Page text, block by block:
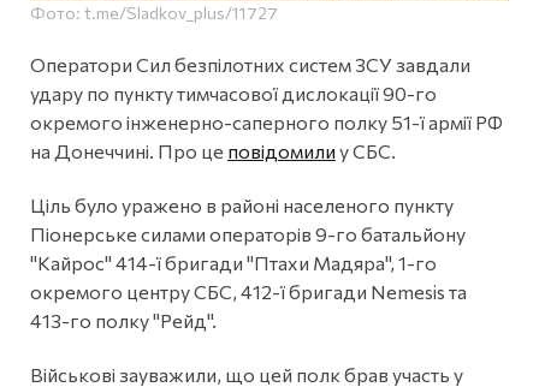
Фото: t.me/Sladkov_plus/11727
Оператори Сил безпілотних систем ЗСУ завдали
удару по пункту тимчасової дислокації 90-го
окремого інженерно-саперного полку 51-ї армії РФ
на Донеччині. Про це повідомили у СБС.
Ціль було уражено в районі населеного пункту
Піонерське силами операторів 9-го батальйону
"Кайрос" 414-ї бригади "Птахи Мадяра", 1-го
окремого центру СБС, 412-ї бригади Nemesis та
413-го полку "Рейд".
Військові зауважили, що цей полк брав участь у